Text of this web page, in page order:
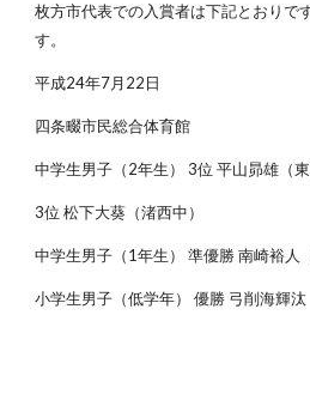
枚方市代表での入賞者は下記とおりで
す。
平成24年7月22日
四条畷市民総合体育館
中学生男子（2年生） 3位 平山昴雄（東
3位 松下大葵（渚西中）
中学生男子（1年生） 準優勝 南崎裕人
小学生男子（低学年） 優勝 弓削海輝汰